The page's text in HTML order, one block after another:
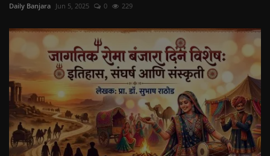
Daily Banjara Jun 5, 2025 0 229